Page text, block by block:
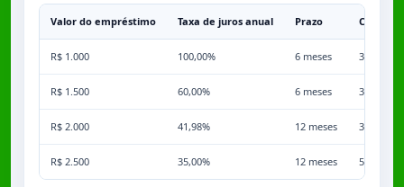
Valor do empréstimo Taxa de juros anual Prazo
R$ 1.000 100,00% 6 meses 3,50%
R$ 1.500 60,00% 6 meses 3,50%
R$ 2.000 41,98% 12 meses 3,50%
R$ 2.500 35,00% 12 meses 5,00%